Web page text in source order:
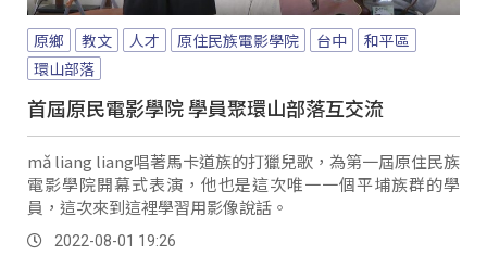
原鄉 教文 人才 原住民族電影學院 台中
和平區
環山部落
首屆原民電影學院 學員聚環山部落互交流
mǎ liang liang唱著馬卡道族的打獵兒歌，為第一屆原住民族
電影學院開幕式表演，他也是這次唯一一個平埔族群的學
員，這次來到這裡學習用影像說話。
2022-08-01 19:26